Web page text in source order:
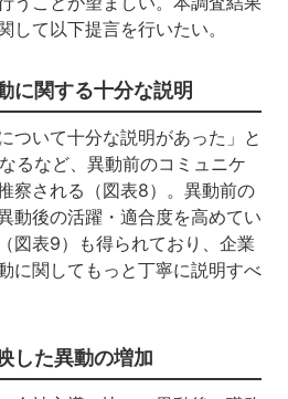
して以下提言を行いたい。
関する十分な説明
ついて十分な説明があった」と
るなど、異動前のコミュニケ
察される（図表8）。異動前の
動後の活躍・適合度を高めてい
図表9）も得られており、企業
に関してもっと丁寧に説明すべ
た異動の増加